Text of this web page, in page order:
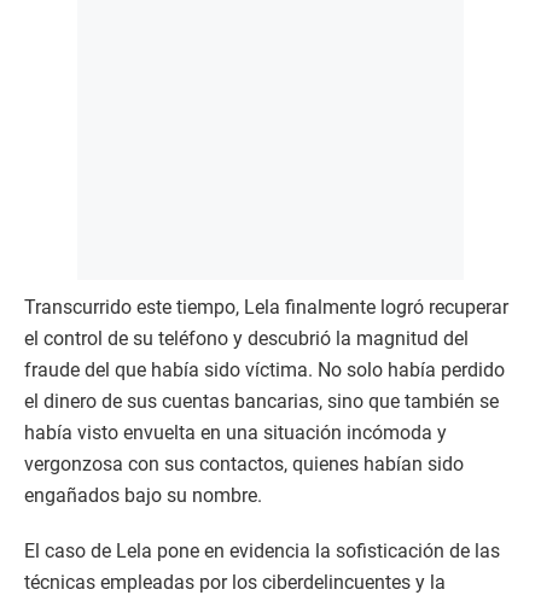
Transcurrido este tiempo, Lela finalmente logró recuperar
el control de su teléfono y descubrió la magnitud del
fraude del que había sido víctima. No solo había perdido
el dinero de sus cuentas bancarias, sino que también se
había visto envuelta en una situación incómoda y
vergonzosa con sus contactos, quienes habían sido
engañados bajo su nombre.
El caso de Lela pone en evidencia la sofisticación de las
técnicas empleadas por los ciberdelincuentes y la